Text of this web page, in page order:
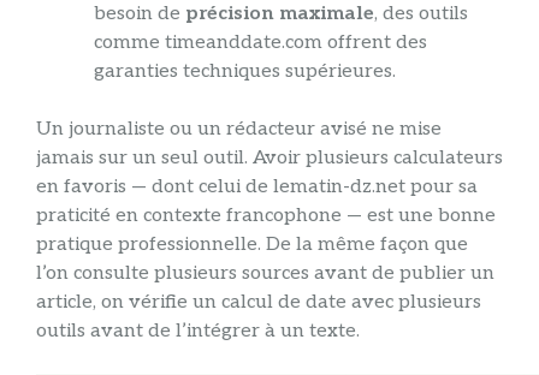
besoin de précision maximale, des outils
comme timeanddate.com offrent des
garanties techniques supérieures.
Un journaliste ou un rédacteur avisé ne mise
jamais sur un seul outil. Avoir plusieurs calculateurs
en favoris — dont celui de lematin-dz.net pour sa
praticité en contexte francophone — est une bonne
pratique professionnelle. De la même façon que
l’on consulte plusieurs sources avant de publier un
article, on vérifie un calcul de date avec plusieurs
outils avant de l’intégrer à un texte.